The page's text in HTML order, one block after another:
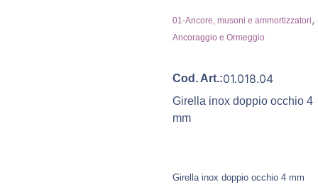
01-Ancore, musoni e ammortizzatori,
Ancoraggio e Ormeggio
Cod. Art.:01.018.04
Girella inox doppio occhio 4
mm
Girella inox doppio occhio 4 mm